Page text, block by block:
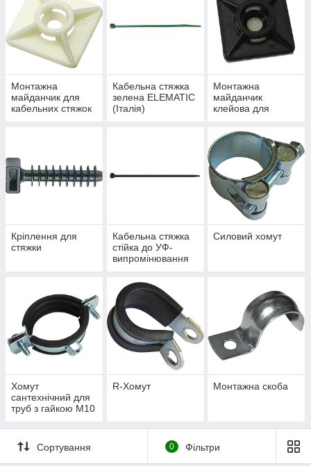
Монтажна
майданчик для
кабельних стяжок
Кабельна стяжка
зелена ELEMATIC
(Італія)
Монтажна
майданчик
клейова для
Кріплення для
стяжки
Кабельна стяжка
стійка до УФ-
випромінювання
Силовий хомут
Хомут
сантехнічний для
труб з гайкою М10
R-Хомут Монтажна скоба
Сортування 0 Фільтри